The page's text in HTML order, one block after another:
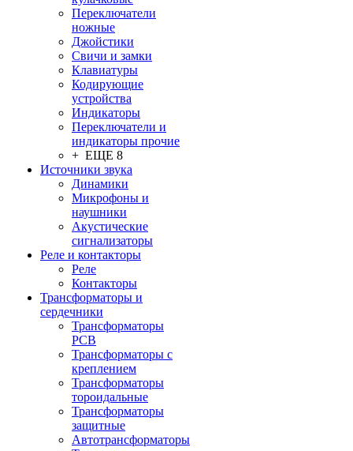
Переключатели
ножные
Джойстики
Свичи и замки
Клавиатуры
Кодирующие
устройства
Индикаторы
Переключатели и
индикаторы прочие
+ ЕЩЕ 8
Источники звука
Динамики
Микрофоны и
наушники
Акустические
сигнализаторы
Реле и контакторы
Реле
Контакторы
Трансформаторы и
сердечники
Трансформаторы
PCB
Трансформаторы с
креплением
Трансформаторы
тороидальные
Трансформаторы
защитные
Автотрансформаторы